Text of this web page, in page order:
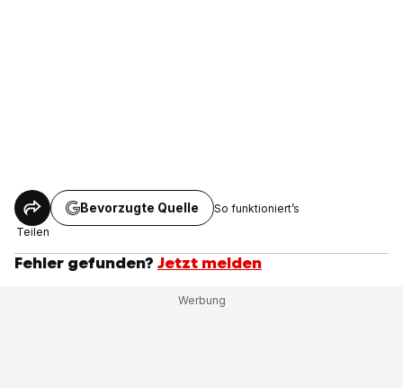
Teilen
Bevorzugte Quelle So funktioniert’s
Fehler gefunden? Jetzt melden